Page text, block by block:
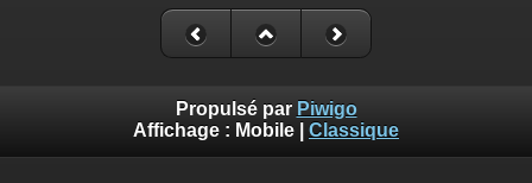
Propulsé par Piwigo
Affichage : Mobile Classique